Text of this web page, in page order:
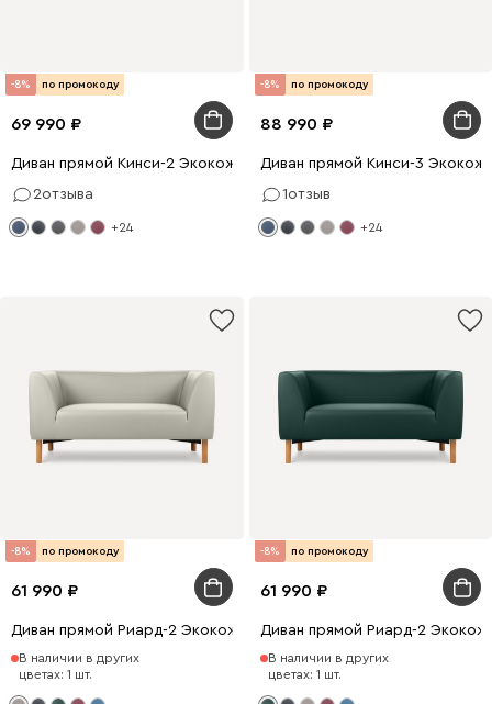
-8% по промокоду
69 990
Диван прямой Кинси-2 Экокожа Синий
2отзыва
+24
-8% по промокоду
88 990
Диван прямой Кинси-3
1отзыв
+24
-8% по промокоду
61 990
Диван прямой Риард-2 Экокожа Бежевый
В наличии в других
цветах: 1 шт.
-8% по промокоду
61 990
Диван прямой Риард-2
В наличии в других
цветах: 1 шт.